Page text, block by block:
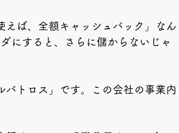
えば、全額キャッシュバック」なん
にすると、さらに儲からないじゃ
バトロス」です。この会社の事業内